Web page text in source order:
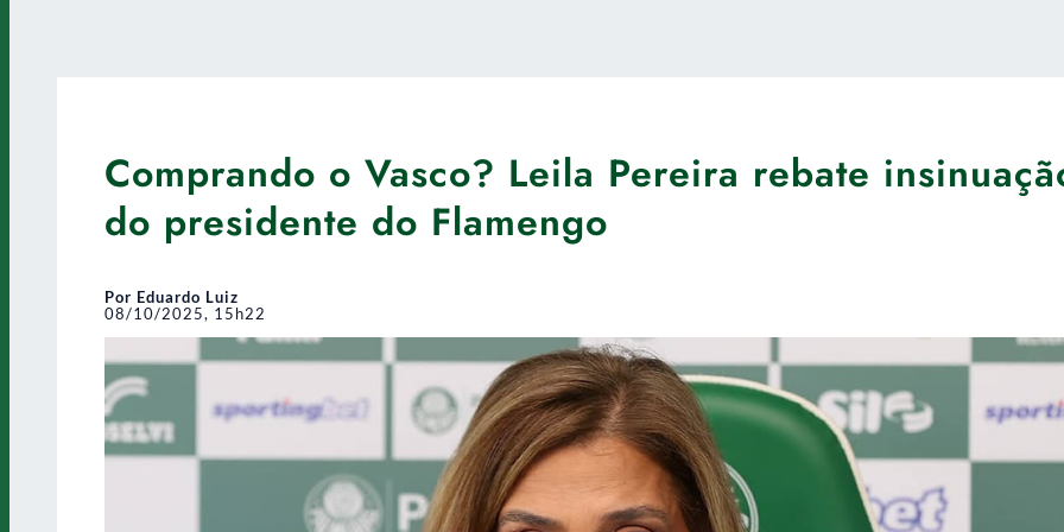
Comprando o Vasco? Leila Pereira rebate
do presidente do Flamengo
Por Eduardo Luiz
08/10/2025, 15h22